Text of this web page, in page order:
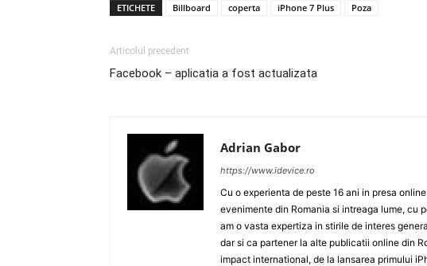
ETICHETE Billboard coperta iPhone 7 Plus Poza
Articolul precedent
Facebook – aplicatia a fost actualizata
Adrian Gabor
https://www.idevice.ro
Cu o experienta de peste 16 ani in presa
evenimente din Romania si intreaga lume, cu
am o vasta expertiza in stirile de interes
dar si ca partener la alte publicatii online din
impact international, de la lansarea primului